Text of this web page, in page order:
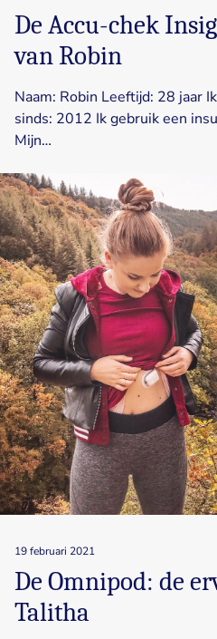
De Accu-chek
van Robin
Naam: Robin Leeftijd: 28 jaar
sinds: 2012 Ik gebruik een
Mijn…
19 februari 2021
De Omnipod: de
Talitha